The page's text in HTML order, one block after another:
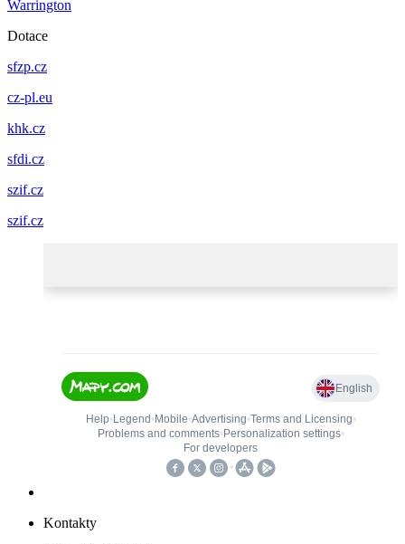
Warrington
Dotace
sfzp.cz
cz-pl.eu
khk.cz
sfdi.cz
szif.cz
szif.cz
Kontakty